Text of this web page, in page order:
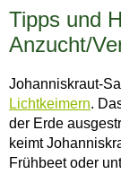
Tipps und
Anzucht/
Johanniskraut-
Lichtkeimern.
der Erde
keimt
Frühbeet oder